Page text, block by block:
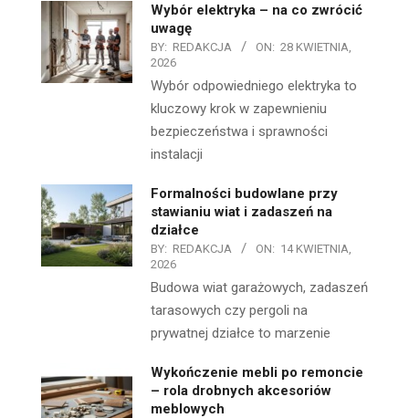
Wybór elektryka – na co zwrócić
uwagę
BY: REDAKCJA ON: 28 KWIETNIA,
2026
Wybór odpowiedniego elektryka to
kluczowy krok w zapewnieniu
bezpieczeństwa i sprawności
instalacji
Formalności budowlane przy
stawianiu wiat i zadaszeń na
działce
BY: REDAKCJA ON: 14 KWIETNIA,
2026
Budowa wiat garażowych, zadaszeń
tarasowych czy pergoli na
prywatnej działce to marzenie
Wykończenie mebli po remoncie
– rola drobnych akcesoriów
meblowych